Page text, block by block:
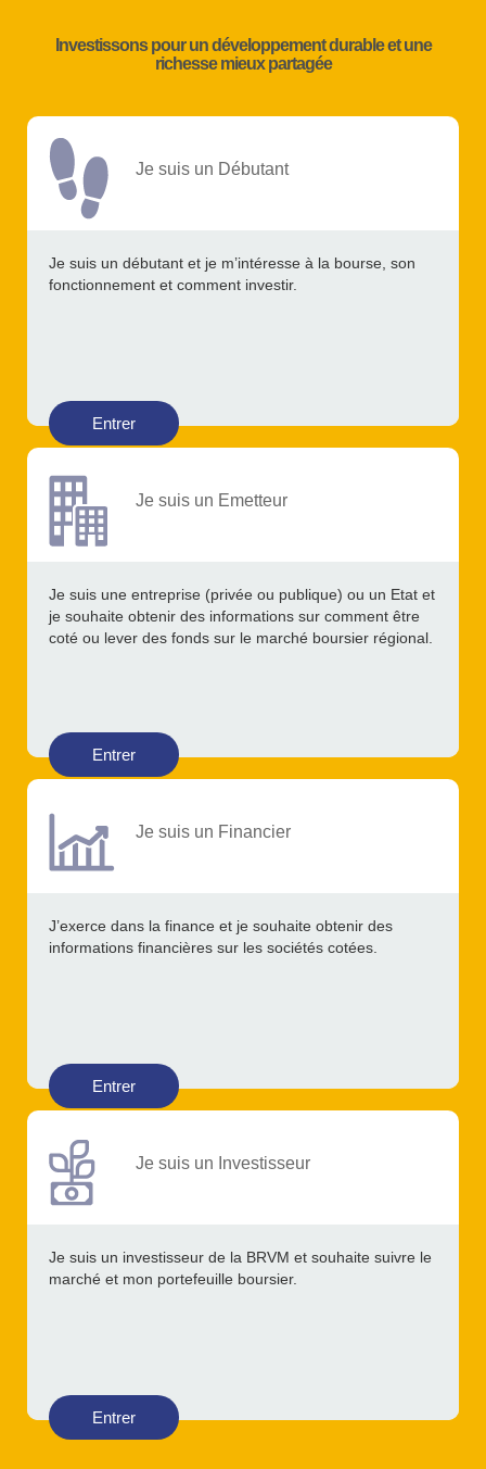
Investissons pour un développement durable et une
richesse mieux partagée
Je suis un Débutant
Je suis un débutant et je m’intéresse à la bourse, son
fonctionnement et comment investir.
Entrer
Je suis un Emetteur
Je suis une entreprise (privée ou publique) ou un Etat et
je souhaite obtenir des informations sur comment être
coté ou lever des fonds sur le marché boursier régional.
Entrer
Je suis un Financier
J’exerce dans la finance et je souhaite obtenir des
informations financières sur les sociétés cotées.
Entrer
Je suis un Investisseur
Je suis un investisseur de la BRVM et souhaite suivre le
marché et mon portefeuille boursier.
Entrer